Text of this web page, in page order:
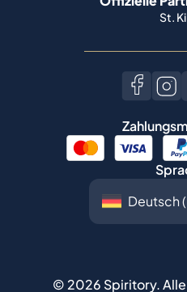
St.
© 2026 Spiritory.